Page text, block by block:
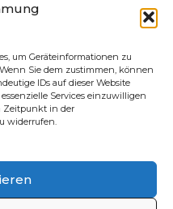
um Geräteinformationen zu
Sie dem zustimmen, können
IDs auf dieser Website
Services einzuwilligen
Zeitpunkt in der
widerrufen.
43
35
23